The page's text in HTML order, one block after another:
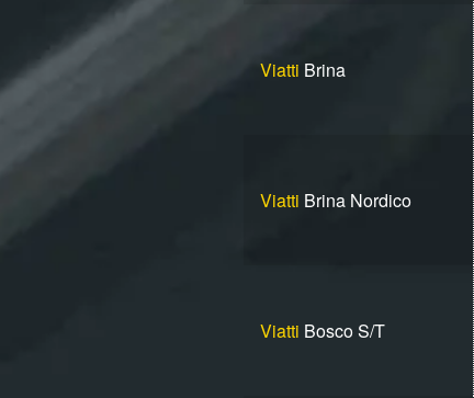
Viatti Brina
Viatti Brina Nordico
Viatti Bosco S/T